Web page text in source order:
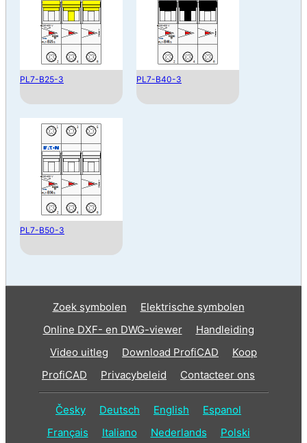
PL7-B25-3 PL7-B40-3
PL7-B50-3
Zoek symbolen
Elektrische symbolen
Online DXF- en DWG-viewer
Handleiding
Video uitleg
Download ProfiCAD
Koop
ProfiCAD
Privacybeleid Contacteer ons
Česky Deutsch English
Espanol
Français
Italiano Nederlands Polski